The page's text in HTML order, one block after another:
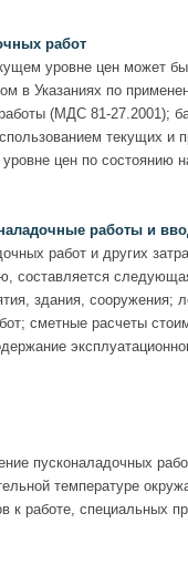
работ
уровне цен может
в Указаниях по
(МДС 81-27.2001);
текущих и
цен по состоянию
работы и
работ и других
составляется
здания, сооружения;
сметные расчеты
пусконаладочных
температуре
работе, специальных